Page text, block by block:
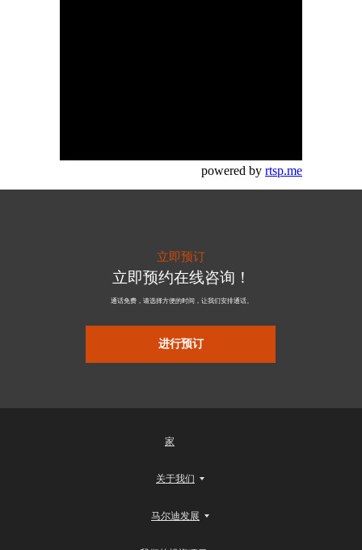
powered by rtsp.me
进行预订
立即预订
立即预约在线咨询！
通话免费，请选择方便的时间，让我们安排通话。
家
关于我们
马尔迪发展